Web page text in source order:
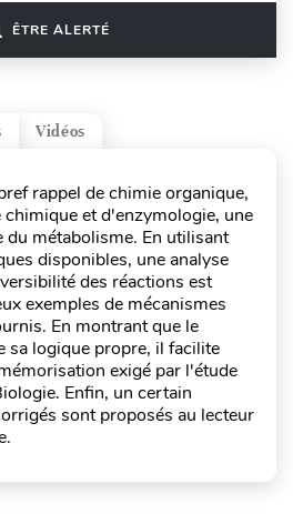
ÊTRE ALERTÉ
Vidéos
rappel de chimie organique,
et d'enzymologie, une
métabolisme. En utilisant
disponibles, une analyse
des réactions est
exemples de mécanismes
En montrant que le
sa logique propre, il facilite
exigé par l'étude
Enfin, un certain
sont proposés au lecteur